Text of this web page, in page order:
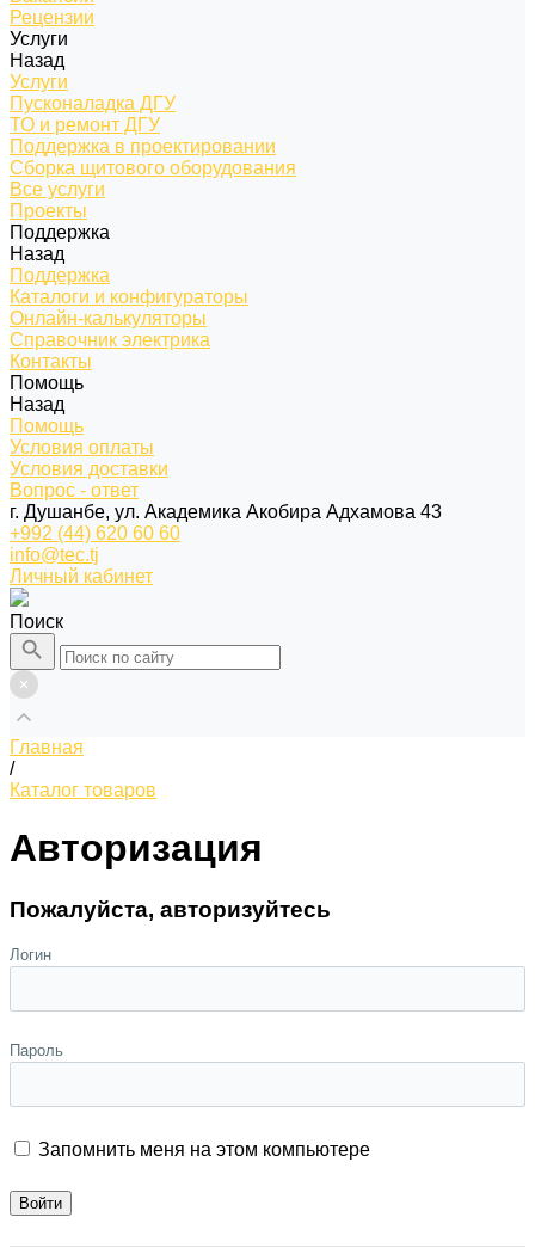
Рецензии
Услуги
Назад
Услуги
Пусконаладка ДГУ
ТО и ремонт ДГУ
Поддержка в проектировании
Сборка щитового оборудования
Все услуги
Проекты
Поддержка
Назад
Поддержка
Каталоги и конфигураторы
Онлайн-калькуляторы
Справочник электрика
Контакты
Помощь
Назад
Помощь
Условия оплаты
Условия доставки
Вопрос - ответ
г. Душанбе, ул. Академика Акобира Адхамова 43
+992 (44) 620 60 60
info@tec.tj
Личный кабинет
Поиск
Главная
/
Каталог товаров
Авторизация
Пожалуйста, авторизуйтесь
Логин
Пароль
Запомнить меня на этом компьютере